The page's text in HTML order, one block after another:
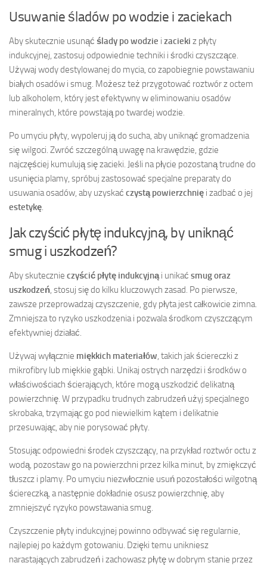
Usuwanie śladów po wodzie i zaciekach
Aby skutecznie usunąć ślady po wodzie i zacieki z płyty
indukcyjnej, zastosuj odpowiednie techniki i środki czyszczące.
Używaj wody destylowanej do mycia, co zapobiegnie powstawaniu
białych osadów i smug. Możesz też przygotować roztwór z octem
lub alkoholem, który jest efektywny w eliminowaniu osadów
mineralnych, które powstają po twardej wodzie.
Po umyciu płyty, wypoleruj ją do sucha, aby uniknąć gromadzenia
się wilgoci. Zwróć szczególną uwagę na krawędzie, gdzie
najczęściej kumulują się zacieki. Jeśli na płycie pozostaną trudne do
usunięcia plamy, spróbuj zastosować specjalne preparaty do
usuwania osadów, aby uzyskać czystą powierzchnię i zadbać o jej
estetykę.
Jak czyścić płytę indukcyjną, by uniknąć
smug i uszkodzeń?
Aby skutecznie czyścić płytę indukcyjnąi unikać smug oraz
uszkodzeń, stosuj się do kilku kluczowych zasad. Po pierwsze,
zawsze przeprowadzaj czyszczenie, gdy płyta jest całkowicie zimna.
Zmniejsza to ryzyko uszkodzenia i pozwala środkom czyszczącym
efektywniej działać.
Używaj wyłącznie miękkich materiałów, takich jak ściereczki z
mikrofibry lub miękkie gąbki. Unikaj ostrych narzędzi i środków o
właściwościach ścierających, które mogą uszkodzić delikatną
powierzchnię. W przypadku trudnych zabrudzeń użyj specjalnego
skrobaka, trzymając go pod niewielkim kątem i delikatnie
przesuwając, aby nie porysować płyty.
Stosując odpowiedni środek czyszczący, na przykład roztwór octu z
wodą, pozostaw go na powierzchni przez kilka minut, by zmiękczyć
tłuszcz i plamy. Po umyciu niezwłocznie usuń pozostałości wilgotną
ściereczką, a następnie dokładnie osusz powierzchnię, aby
zmniejszyć ryzyko powstawania smug.
Czyszczenie płyty indukcyjnej powinno odbywać się regularnie,
najlepiej po każdym gotowaniu. Dzięki temu unikniesz
narastających zabrudzeń i zachowasz płytę w dobrym stanie przez